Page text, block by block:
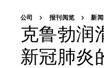
公司 报刊阅览 新闻
克鲁勃润
新冠肺炎